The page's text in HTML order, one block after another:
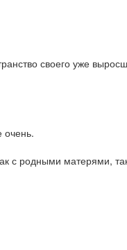
своего уже
очень.
с родными матерями,